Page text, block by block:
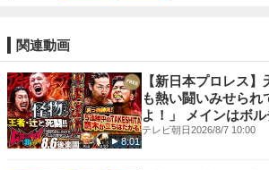
⇒https://www.amazon.co.jp/channels/njpwworldjp
《初回7日間無料》
★NJPW WORLD 公式SNS
X -https://twitter.com/njpwworld
Facebook -https://www.facebook.com/
Instagram -https://www.instagram.com/
関連動画
8:01
【新日本プロレス
も熱い闘いみせられ
よ！」 メインはボ
無差別級王者と
テレビ朝日2026/8/7 10:00